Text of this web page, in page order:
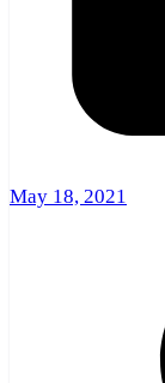
May 18, 2021